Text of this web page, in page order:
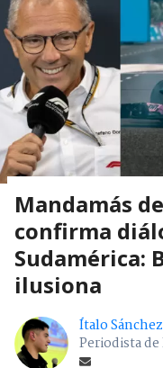
Mandamás
confirma
Sudamérica:
ilusiona
Ítalo
Periodista